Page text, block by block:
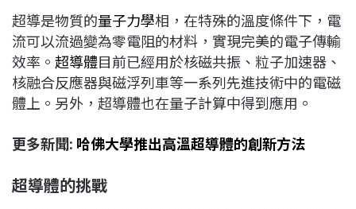
超導是物質的量子力學相，在特殊的溫度條件下，電
流可以流過變為零電阻的材料，實現完美的電子傳輸
效率。 超導體目前已經用於核磁共振、粒子加速器、
核融合反應器與磁浮列車等一系列先進技術中的電磁
體上。另外，超導體也在量子計算中得到應用。
更多新聞: 哈佛大學推出高溫超導體的創新方法
超導體的挑戰